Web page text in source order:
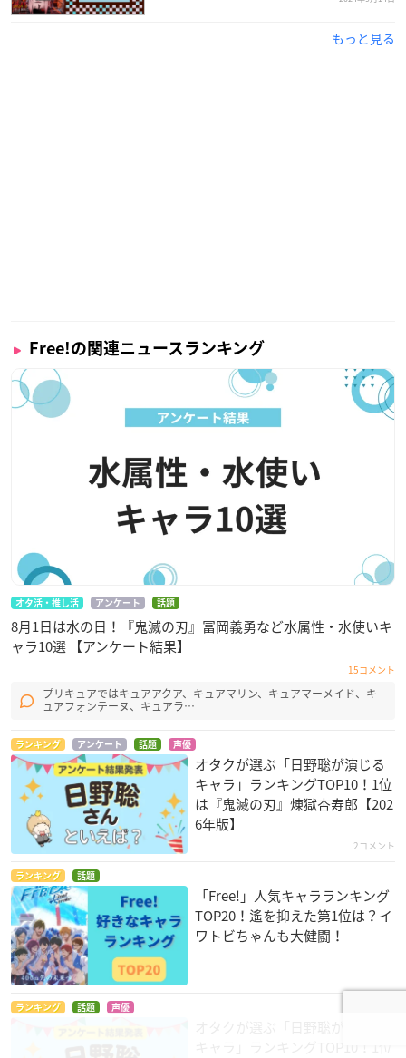
もっと見る
Free!の関連ニュースランキング
オタ活・推し活 アンケート 話題
8月1日は水の日！『鬼滅の刃』冨岡義勇など水属性・水使いキ
ャラ10選 【アンケート結果】
15コメント
プリキュアではキュアアクア、キュアマリン、キュアマーメイド、キ
ュアフォンテーヌ、キュアラ…
ランキング アンケート 話題 声優
オタクが選ぶ「日野聡が演じる
キャラ」ランキングTOP10！1位
は『鬼滅の刃』煉󠄁獄杏寿郎【202
6年版】
2コメント
ランキング 話題
「Free!」人気キャラランキング
TOP20！遙を抑えた第1位は？イ
ワトビちゃんも大健闘！
ランキング 話題 声優